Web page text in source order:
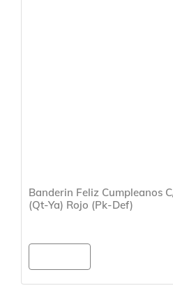
Banderin Feliz Cumpleanos
(Qt-Ya) Rojo (Pk-Def)